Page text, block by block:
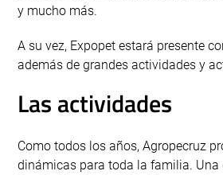
y mucho más.
A su vez, Expopet estará presente
además de grandes actividades y
Las actividades
Como todos los años, Agropecruz
dinámicas para toda la familia. Una